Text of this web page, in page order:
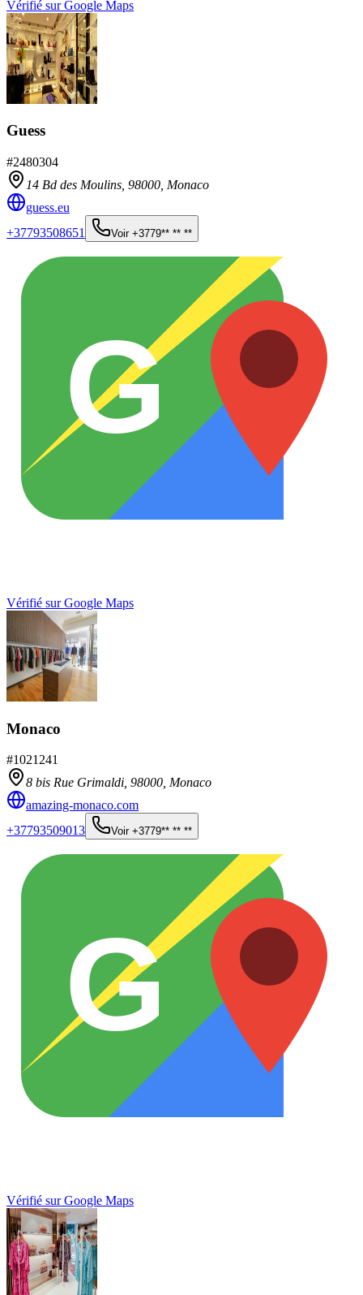
Vérifié sur Google Maps
Guess
#2480304
14 Bd des Moulins, 98000 Monaco
guess.eu
+37793508651
Voir +3779** ** **
G
Vérifié sur Google Maps
Monaco
#1021241
8 bis Rue Grimaldi, 98000 Monaco
amazing-monaco.com
+37793509013
Voir +3779** ** **
G
Vérifié sur Google Maps